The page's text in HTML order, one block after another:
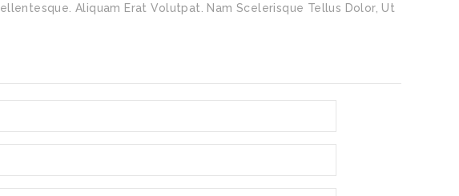
Aliquam Erat Volutpat. Nam Scelerisque Tellus Dolor, Ut